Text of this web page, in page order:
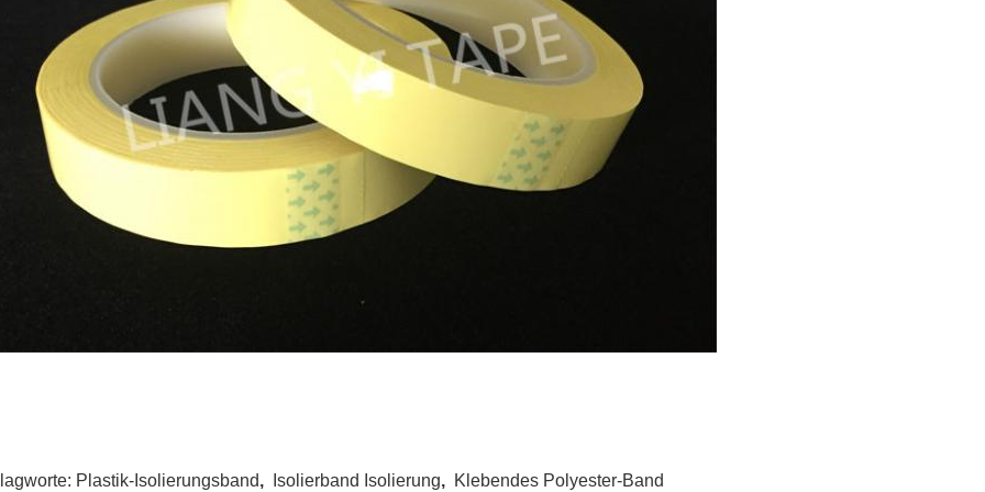
Plastik-Isolierungsband, Isolierband Isolierung, Klebendes Polyester-Band